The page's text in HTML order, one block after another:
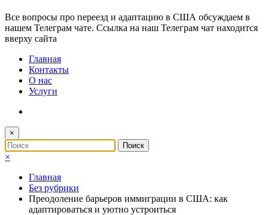
Все вопросы про переезд и адаптацию в США обсуждаем в
нашем Телеграм чате. Ссылка на наш Телеграм чат находится
вверху сайта
Главная
Контакты
О нас
Услуги
×
×
Главная
Без рубрики
Преодоление барьеров иммиграции в США: как
адаптироваться и уютно устроиться